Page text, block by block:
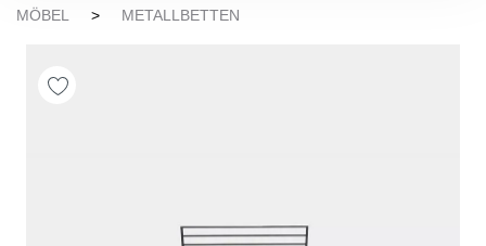
MÖBEL > METALLBETTEN